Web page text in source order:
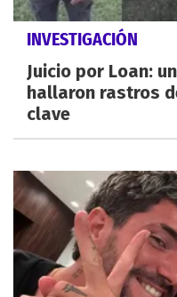
INVESTIGACIÓN
Juicio por Loan:
hallaron rastros
clave